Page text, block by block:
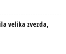
velika zvezda,